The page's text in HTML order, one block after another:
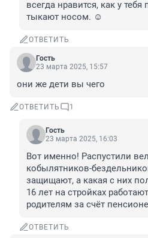
всегда нравится, как у тебя
тыкают носом. ☺️
ОТВЕТИТЬ
Гость
23 марта 2025, 15:57
они же дети вы чего
ОТВЕТИТЬ 1
Гость
23 марта 2025, 16:03
Вот именно! Распустили
кобылятников-
защищают, а какая с них
16 лет на стройках
родителям за счёт
ОТВЕТИТЬ